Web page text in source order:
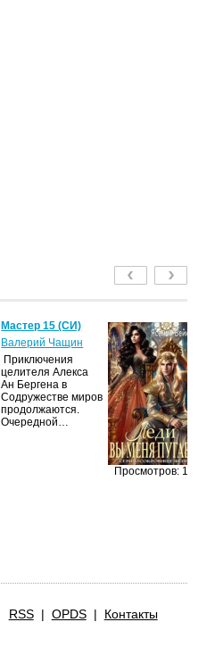
Мастер 15 (СИ)
Валерий Чащин
Приключения
целителя Алекса
Ан Бергена в
Содружестве миров
продолжаются.
Очередной…
Просмотров: 171
RSS| OPDS| Контакты